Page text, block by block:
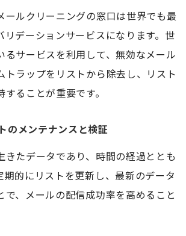
ールクリーニングの窓口は世界でも最
リデーションサービスになります。世
るサービスを利用して、無効なメール
トラップをリストから除去し、リスト
ることが重要です。
のメンテナンスと検証
きたデータであり、時間の経過ととも
期的にリストを更新し、最新のデータ
で、メールの配信成功率を高めること